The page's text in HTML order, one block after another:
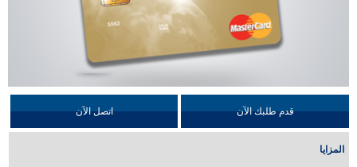
قدم طلبك الآن اتصل الآن
المزايا